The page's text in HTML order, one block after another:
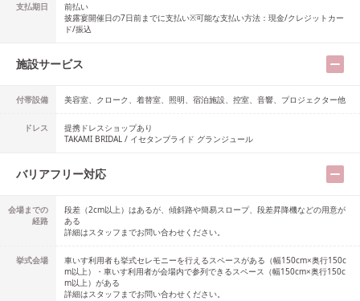
支払期日
前払い
披露宴開催日の7日前までに支払い※可能な支払い方法：現金/クレジットカー
ド/振込
施設サービス
付帯設備 美容室、クローク、着替室、照明、宿泊施設、控室、音響、プロジェクター他
ドレス 提携ドレスショップあり
TAKAMI BRIDAL / イセタンブライド グランジュール
バリアフリー対応
会場までの
経路
段差（2cm以上）はあるが、傾斜路や簡易スロープ、段差昇降機などの用意が
ある
詳細はスタッフまでお問い合わせください。
挙式会場
車いす利用者も挙式セレモニーを行えるスペースがある（幅150cm×奥行150c
m以上）・車いす利用者が会場内で参列できるスペース（幅150cm×奥行150c
m以上）がある
詳細はスタッフまでお問い合わせください。